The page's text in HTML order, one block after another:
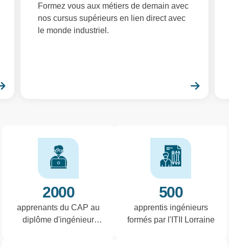
Formez vous aux métiers de demain avec
nos cursus supérieurs en lien direct avec
le monde industriel.
2000
apprenants du CAP au
diplôme d'ingénieur
500
apprentis ingénieurs
formés par l'ITII Lorraine